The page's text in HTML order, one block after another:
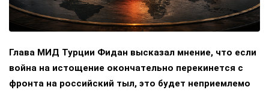
Глава МИД Турции Фидан высказал мнение, что если
война на истощение окончательно перекинется с
фронта на российский тыл, это будет неприемлемо